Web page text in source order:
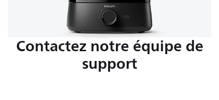
Contactez notre équipe de
support